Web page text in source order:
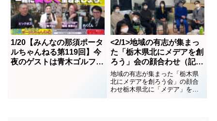
1/20【みんなの那須ポータ
ルちゃんねる第119回】今
夜のゲストは青木ゴルフパ
<2/1>地域の有志が集まっ
た「栃木県北にメデアを創
ろう」会の顔合わせ（記
事）
地域の有志が集まった「栃木県
北にメデアを創ろう会」の顔合
わせ栃木県北に「メデア」を創